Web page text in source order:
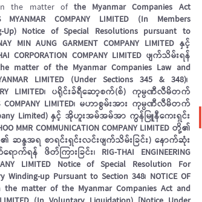
the matter of the Myanmar Companies Act
MYANMAR COMPANY LIMITED (In Members
Up) Notice of Special Resolutions pursuant to
MIN AUNG GARMENT COMPANY LIMITED နှင့်
CORPORATION COMPANY LIMITED ဖျက်သိမ်းရန်
matter of the Myanmar Companies Law and
LIMITED (Under Sections 345 & 348)၊
LIMITED၊ ပရိုင်းခ်ရီဆော့စက်(စ်) ကုမ္ပဏီလီမိတက်
COMPANY LIMITED၊ မဟာစွမ်းအား ကုမ္ပဏီလီမိတက်
Limited) နှင့် အိုဟူးအမ်အမ်အာ ကွန်မြူနီကေးရှင်း
COMMUNICATION COMPANY LIMITED တို့၏
ဆန္ဒအရ စာရင်းရှင်းလင်းဖျက်သိမ်းခြင်း) နောက်ဆုံး
ရန် ဖိတ်ကြားခြင်း၊ RIG-THAI ENGINEERING
LIMITED Notice of Special Resolution For
Winding-up Pursuant to Section 348၊ NOTICE OF
the matter of the Myanmar Companies Act and